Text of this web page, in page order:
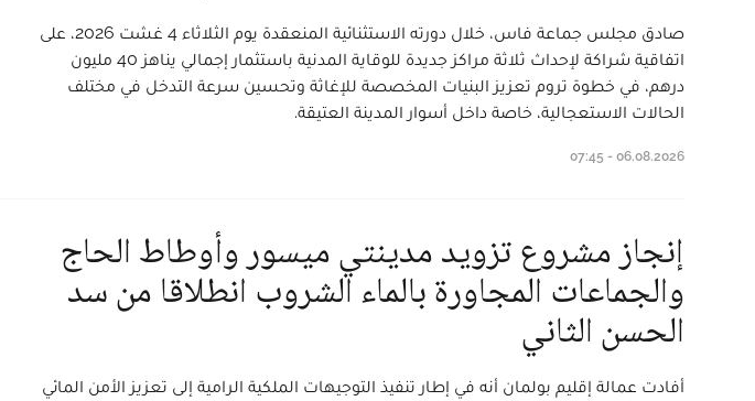
صادق مجلس جماعة فاس، خلال دورته الاستثنائية المنعقدة يوم الثلاثاء 4 غشت 2026، على
اتفاقية شراكة لإحداث ثلاثة مراكز جديدة للوقاية المدنية باستثمار إجمالي يناهز 40 مليون
درهم، في خطوة تروم تعزيز البنيات المخصصة للإغاثة وتحسين سرعة التدخل في مختلف
الحالات الاستعجالية، خاصة داخل أسوار المدينة العتيقة.
06.08.2026 - 07:45
إنجاز مشروع تزويد مدينتي ميسور وأوطاط الحاج
والجماعات المجاورة بالماء الشروب انطلاقا من سد
الحسن الثاني
أفادت عمالة إقليم بولمان أنه في إطار تنفيذ التوجيهات الملكية الرامية إلى تعزيز الأمن المائي